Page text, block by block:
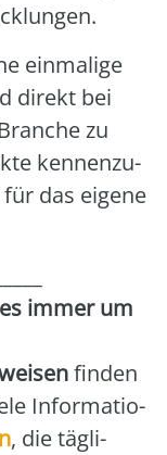
ein­ma­li­ge
direkt bei
zu
ken­nen­zu­
das eige­ne
immer um
fin­den
Infor­ma­tio­
, die täg­li­